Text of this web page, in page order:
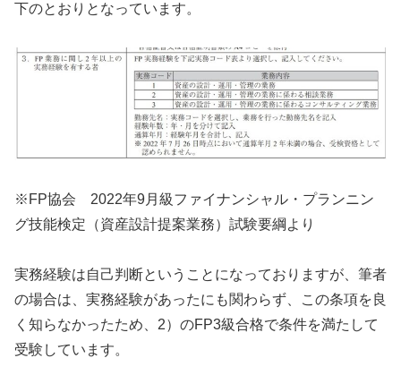
下のとおりとなっています。
※FP協会 2022年9月級ファイナンシャル・プランニン
グ技能検定（資産設計提案業務）試験要綱より
実務経験は自己判断ということになっておりますが、筆者
の場合は、実務経験があったにも関わらず、この条項を良
く知らなかったため、2）のFP3級合格で条件を満たして
受験しています。